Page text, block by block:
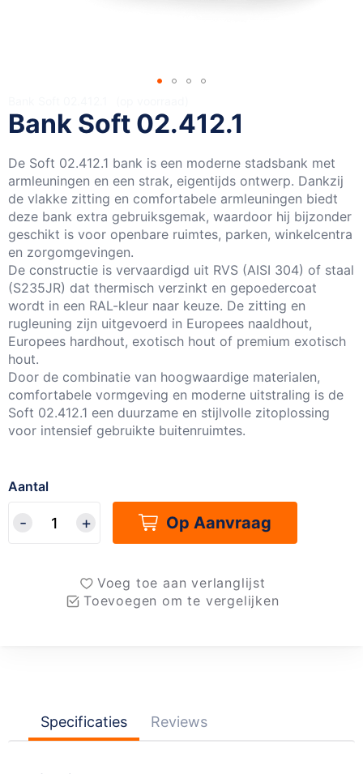
Bank Soft 02.412.1
De Soft 02.412.1 bank is een moderne stadsbank met
armleuningen en een strak, eigentijds ontwerp. Dankzij
de vlakke zitting en comfortabele armleuningen biedt
deze bank extra gebruiksgemak, waardoor hij bijzonder
geschikt is voor openbare ruimtes, parken, winkelcentra
en zorgomgevingen.
De constructie is vervaardigd uit RVS (AISI 304) of staal
(S235JR) dat thermisch verzinkt en gepoedercoat
wordt in een RAL-kleur naar keuze. De zitting en
rugleuning zijn uitgevoerd in Europees naaldhout,
Europees hardhout, exotisch hout of premium exotisch
hout.
Door de combinatie van hoogwaardige materialen,
comfortabele vormgeving en moderne uitstraling is de
Soft 02.412.1 een duurzame en stijlvolle zitoplossing
voor intensief gebruikte buitenruimtes.
Aantal
Op Aanvraag
Voeg toe aan verlanglijst
Toevoegen om te vergelijken
naar
het
begin
van
de
afbeeldingen-
gallerij
Specificaties Reviews